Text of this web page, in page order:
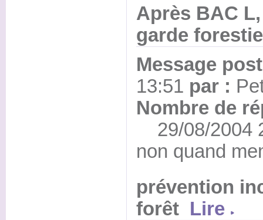
Après BAC
garde
Message
13:51 par :
Nombre de
29/08/2004
non quand
prévention
forêt Lire